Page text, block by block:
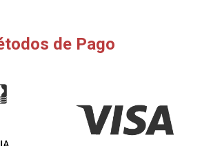
de Pago